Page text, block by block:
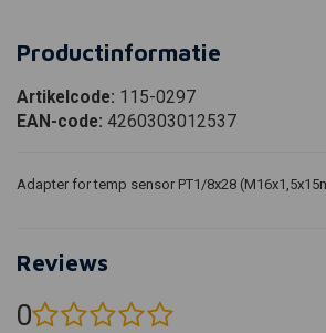
Productinformatie
Artikelcode: 115-0297
EAN-code: 4260303012537
Adapter for temp sensor PT1/8x28
Reviews
0